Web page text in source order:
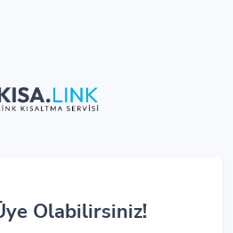
Olabilirsiniz!